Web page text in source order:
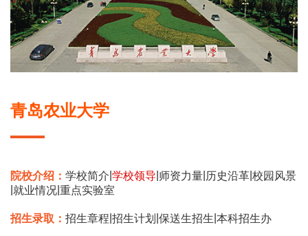
青岛农业大学
院校介绍： 学校简介 学校领导 师资力量 历史沿革 校园风景
就业情况 重点实验室
招生录取： 招生章程 招生计划 保送生招生 本科招生办